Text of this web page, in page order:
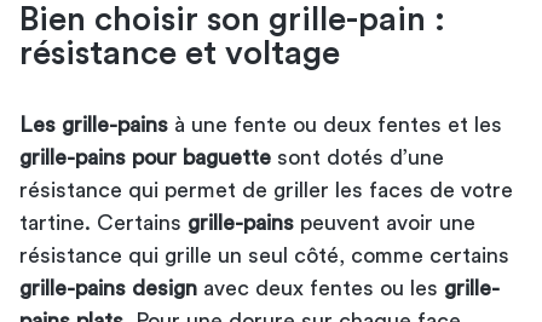
Bien choisir son grille-pain :
résistance et voltage
Les grille-pains à une fente ou deux fentes et les
grille-pains pour baguette sont dotés d’une
résistance qui permet de griller les faces de votre
tartine. Certains grille-pains peuvent avoir une
résistance qui grille un seul côté, comme certains
grille-pains design avec deux fentes ou les grille-